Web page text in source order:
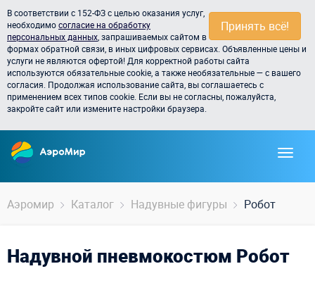
Принять всё!
В соответствии с 152-ФЗ с целью оказания услуг,
необходимосогласие на обработку
персональных данных , запрашиваемых сайтом в
формах обратной связи, в иных цифровых сервисах. Объявленные цены и
услуги не являются офертой! Для корректной работы сайта
используются обязательные cookie, а также необязательные — с вашего
согласия. Продолжая использование сайта, вы соглашаетесь с
применением всех типов cookie. Если вы не согласны, пожалуйста,
закройте сайт или измените настройки браузера.
Аэромир Каталог Надувные фигуры Робот
Надувной пневмокостюм Робот